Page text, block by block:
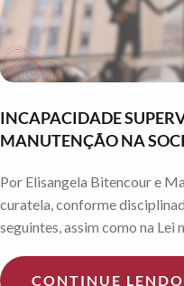
INCAPACIDADE
MANUTENÇÃO NA
Por Elisangela Bitencour e
curatela, conforme
seguintes, assim como na Lei
CONTINUE LENDO